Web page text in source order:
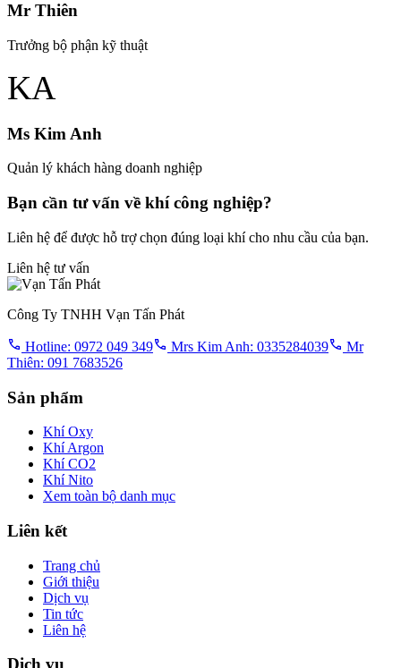
Mr Thiên
Trưởng bộ phận kỹ thuật
KA
Ms Kim Anh
Quản lý khách hàng doanh nghiệp
Bạn cần tư vấn về khí công nghiệp?
Liên hệ để được hỗ trợ chọn đúng loại khí cho nhu cầu của bạn.
Liên hệ tư vấn
Công Ty TNHH Vạn Tấn Phát
Hotline: 0972 049 349 Mrs Kim Anh: 0335284039
Mr
Thiên: 091 7683526
Sản phẩm
Khí Oxy
Khí Argon
Khí CO2
Khí Nito
Xem toàn bộ danh mục
Liên kết
Trang chủ
Giới thiệu
Dịch vụ
Tin tức
Liên hệ